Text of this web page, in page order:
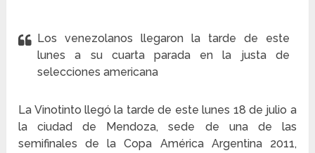
Los venezolanos llegaron la tarde de este
lunes a su cuarta parada en la justa de
selecciones americana
La Vinotinto llegó la tarde de este lunes 18 de julio a
la ciudad de Mendoza, sede de una de las
semifinales de la Copa América Argentina 2011,